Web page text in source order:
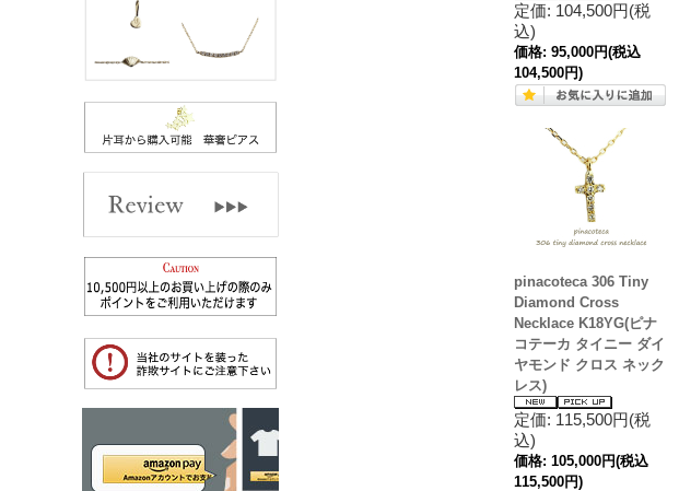
定価: 104,500円(税
込)
価格: 95,000円(税込
104,500円)
pinacoteca 306 Tiny
Diamond Cross
Necklace K18YG(ピナ
コテーカ タイニー ダイ
ヤモンド クロス ネック
レス)
定価: 115,500円(税
込)
価格: 105,000円(税込
115,500円)